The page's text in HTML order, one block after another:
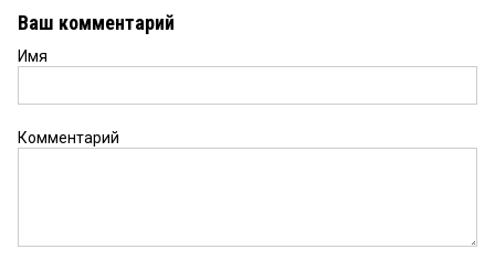
Ваш комментарий
Имя
Комментарий